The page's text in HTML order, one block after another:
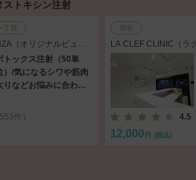
ストキシン注射
丁目
（オリジナルビュー
トックス注射（50単
）/気になるシワや筋肉
りなどお悩みに合わせ
件）
渋谷
LA CLEF CLINIC（ラ
4.5
12,000 円 (税込)